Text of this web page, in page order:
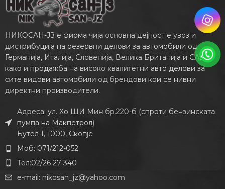
НИКОСАН-ЈЗ е фирма чија основна дејност е увоз и
дистрибуција на резервни делови за автомобили од
Германија, Италија, Словенија, Велика Британија и САД,
како и продажба на високо квалитетни авто делови за
сите видови автомобили од брендови кои се нивни
директни производители.
Адреса: ул. Хо ШИ Мин бр.220-б (спроти бензинската
пумпа на Макпетрол)
Бутел 1, 1000, Скопје
Моб: 071/212-052
Тел:02/26 27 340
e-mail: nikosan_jz@yahoo.com